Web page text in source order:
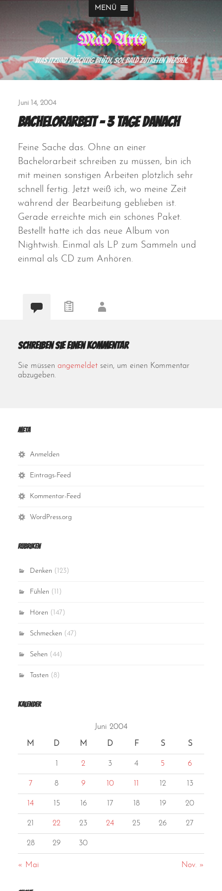
MENÜ
Mad Arts
Was itzund prächtig blüth, sol bald zutreten werden.
Juni 14, 2004
Bachelorarbeit – 3 Tage danach
Feine Sache das. Ohne an einer
Bachelorarbeit schreiben zu müssen, bin ich
mit meinen sonstigen Arbeiten plötzlich sehr
schnell fertig. Jetzt weiß ich, wo meine Zeit
während der Bearbeitung geblieben ist.
Gerade erreichte mich ein schönes Paket.
Bestellt hatte ich das neue Album von
Nightwish. Einmal als LP zum Sammeln und
einmal als CD zum Anhören.
Schreiben Sie einen Kommentar
Sie müssen angemeldetsein, um einen Kommentar
abzugeben.
Meta
Anmelden
Eintrags-Feed
Kommentar-Feed
WordPress.org
Rubriken
Denken (123)
Fühlen (11)
Hören (147)
Schmecken (47)
Sehen (44)
Tasten (8)
Kalender
Juni 2004
M D M D F S S
1 2 3 4 5 6
7 8 9 10 11 12 13
14 15 16 17 18 19 20
21 22 23 24 25 26 27
28 29 30
« Mai Nov. »